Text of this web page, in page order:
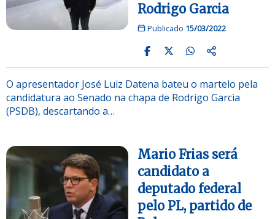
Rodrigo Garcia
Publicado 15/03/2022
O apresentador José Luiz Datena bateu o martelo pela
candidatura ao Senado na chapa de Rodrigo Garcia
(PSDB), descartando a…
Mario Frias será
candidato a
deputado federal
pelo PL, partido de